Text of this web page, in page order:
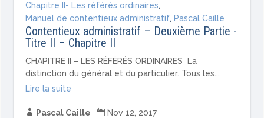
Chapitre II- Les référés ordinaires,
Manuel de contentieux administratif, Pascal Caille
Contentieux administratif – Deuxième Partie -
Titre II – Chapitre II
CHAPITRE II – LES RÉFÉRÉS ORDINAIRES La
distinction du général et du particulier. Tous les...
Lire la suite
 Pascal Caille  Nov 12, 2017